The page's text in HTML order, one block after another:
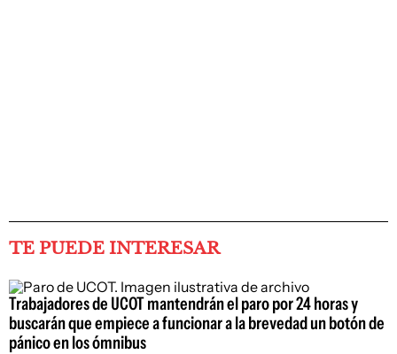
TE PUEDE INTERESAR
Trabajadores de UCOT mantendrán el paro por 24 horas y
buscarán que empiece a funcionar a la brevedad un botón de
pánico en los ómnibus